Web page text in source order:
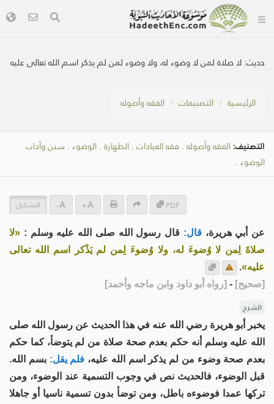
حديث:لا صلاة لمن لا وضوء له، ولا وضوء لمن لم يذكر اسم الله تعالى عليه
الرئيسية التصنيفات الفقه وأصوله
التصنيف: الفقه وأصوله . فقه العبادات . الطهارة . الوضوء . سنن وآداب
الوضوء .
PDF
+
- التشكيل
عن أبي هريرة، قال: قال رسول الله صلى الله عليه وسلم : «لا
صلاةَ لِمن لا وُضوءَ له، ولا وُضوءَ لِمن لم يَذْكر اسم الله تعالى
عليه».
[صحيح]
-
[رواه أبو داود وابن ماجه وأحمد]
الشرح
يخبر أبو هريرة رضي الله عنه في هذا الحديث عن رسول الله صلى
الله عليه وسلم أنه حكم بعدم صحة صلاة من لم يتوضأ، كما حكم
بعدم صحة وضوء من لم يذكر اسم الله عليه، فلم يقل: بسم الله.
قبل الوضوء، فالحديث نص في وجوب التسمية عند الوضوء، ومن
تركها عمدا فوضوءه باطل، ومن توضأ بدون تسمية ناسيا أو جاهلا